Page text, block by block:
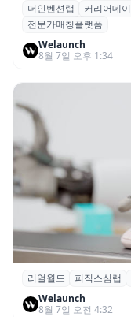
더인벤션랩·커
칭 플랫폼 ‘파인
더인벤션랩 커리어데이
전문가매칭플랫폼
Welaunch
8월 7일 오후 1:34
리얼월드, 로
휴머노이드 표
리얼월드 피직스심랩
Welaunch
8월 7일 오전 4:32